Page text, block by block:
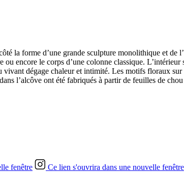
la forme d’une grande sculpture monolithique et de
encore le corps d’une colonne classique.
dégage chaleur et intimité. Les motifs floraux
l’alcôve ont été fabriqués à partir de feuilles de
fenêtre Ce lien s'ouvrira dans une nouvelle fenêtre